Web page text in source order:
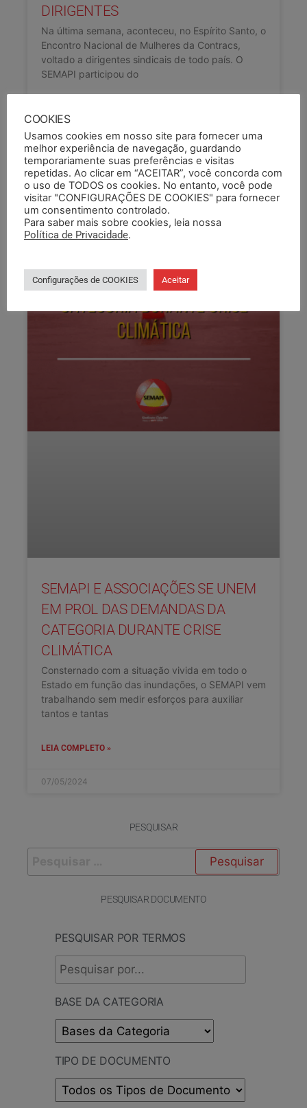
DIRIGENTES
Na última semana, aconteceu, no Espírito Santo, o
Encontro Nacional de Mulheres da Contracs,
voltado a dirigentes sindicais de todo país. O
SEMAPI participou do
03/11/2025
SEMAPI E ASSOCIAÇÕES SE UNEM
EM PROL DAS DEMANDAS DA
CATEGORIA DURANTE CRISE
CLIMÁTICA
Consternado com a situação vivida em todo o
Estado em função das inundações, o SEMAPI vem
trabalhando sem medir esforços para auxiliar
tantos e tantas
LEIA COMPLETO »
07/05/2024
PESQUISAR
PESQUISAR DOCUMENTO
PESQUISAR POR TERMOS
BASE DA CATEGORIA
TIPO DE DOCUMENTO
COOKIES
Usamos cookies em nosso site para fornecer uma
melhor experiência de navegação, guardando
temporariamente suas preferências e visitas
repetidas. Ao clicar em “ACEITAR”, você concorda com
o uso de TODOS os cookies. No entanto, você pode
visitar "CONFIGURAÇÕES DE COOKIES" para fornecer
um consentimento controlado.
Para saber mais sobre cookies, leia nossa
Política de Privacidade.
Configurações de COOKIES Aceitar